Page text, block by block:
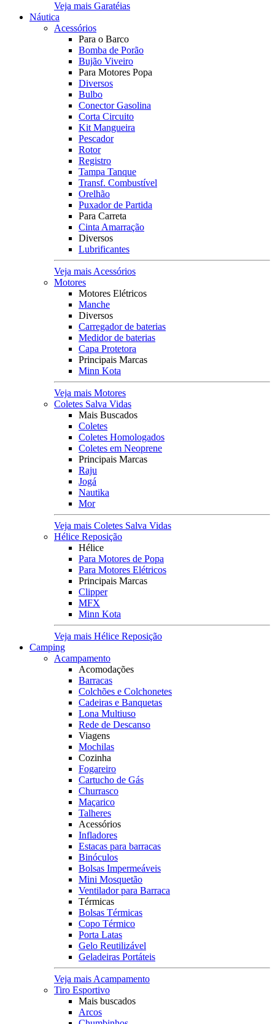
Veja mais Garatéias
Náutica
Acessórios
Para o Barco
Bomba de Porão
Bujão Viveiro
Para Motores Popa
Diversos
Bulbo
Conector Gasolina
Corta Circuito
Kit Mangueira
Pescador
Rotor
Registro
Tampa Tanque
Transf. Combustível
Orelhão
Puxador de Partida
Para Carreta
Cinta Amarração
Diversos
Lubrificantes
Veja mais Acessórios
Motores
Motores Elétricos
Manche
Diversos
Carregador de baterias
Medidor de baterias
Capa Protetora
Principais Marcas
Minn Kota
Veja mais Motores
Coletes Salva Vidas
Mais Buscados
Coletes
Coletes Homologados
Coletes em Neoprene
Principais Marcas
Raju
Jogá
Nautika
Mor
Veja mais Coletes Salva Vidas
Hélice Reposição
Hélice
Para Motores de Popa
Para Motores Elétricos
Principais Marcas
Clipper
MFX
Minn Kota
Veja mais Hélice Reposição
Camping
Acampamento
Acomodações
Barracas
Colchões e Colchonetes
Cadeiras e Banquetas
Lona Multiuso
Rede de Descanso
Viagens
Mochilas
Cozinha
Fogareiro
Cartucho de Gás
Churrasco
Maçarico
Talheres
Acessórios
Infladores
Estacas para barracas
Binóculos
Bolsas Impermeáveis
Mini Mosquetão
Ventilador para Barraca
Térmicas
Bolsas Térmicas
Copo Térmico
Porta Latas
Gelo Reutilizável
Geladeiras Portáteis
Veja mais Acampamento
Tiro Esportivo
Mais buscados
Arcos